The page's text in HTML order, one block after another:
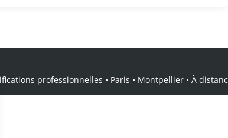
professionnelles • Paris • Montpellier • À